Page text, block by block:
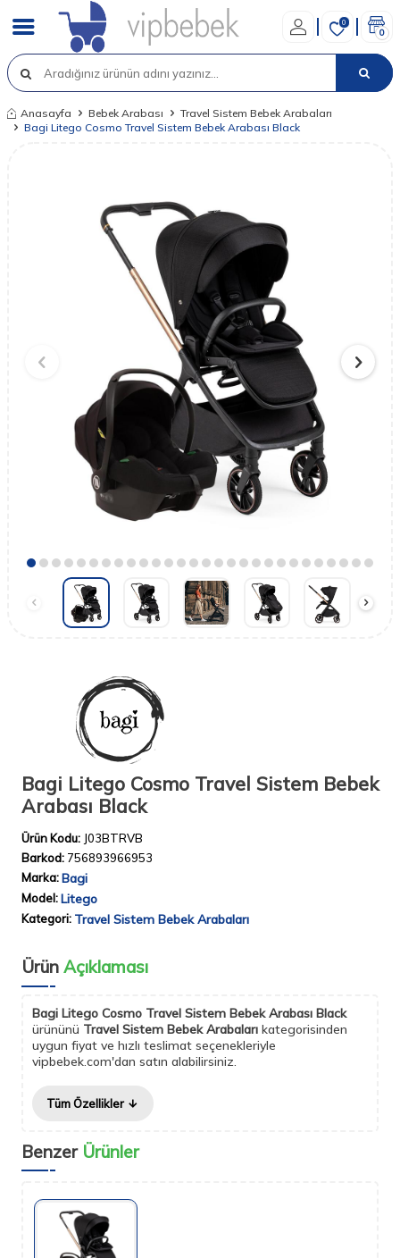
0
0
Anasayfa Bebek Arabası
Travel Sistem Bebek Arabaları
Bagi Litego Cosmo Travel Sistem Bebek Arabası Black
Bagi Litego Cosmo Travel Sistem Bebek
Arabası Black
Ürün Kodu: J03BTRVB
Barkod: 756893966953
Marka:Bagi
Model:Litego
Kategori: Travel Sistem Bebek Arabaları
Ürün Açıklaması
Bagi Litego Cosmo Travel Sistem Bebek Arabası Black
ürününü Travel Sistem Bebek Arabaları kategorisinden
uygun fiyat ve hızlı teslimat seçenekleriyle
vipbebek.com'dan satın alabilirsiniz.
Tüm Özellikler
BenzerÜrünler